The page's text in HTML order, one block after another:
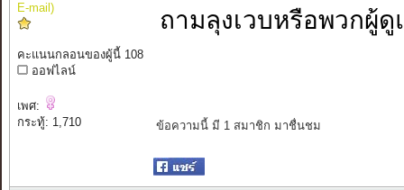
E-mail)
คะแนนกลอนของผู้นี้ 108
ออฟไลน์
เพศ:
กระทู้: 1,710
ถามลุงเวบหรือพวกผู้
ข้อความนี้ มี 1 สมาชิก มาชื่นชม